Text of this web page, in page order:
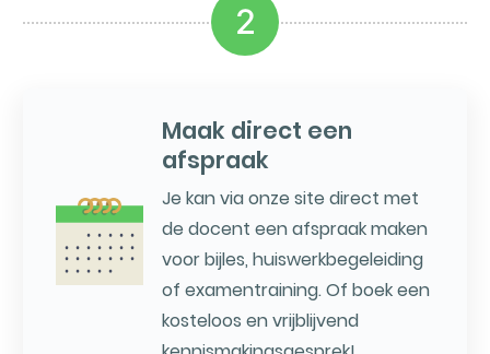
2
Maak direct een
afspraak
Je kan via onze site direct met
de docent een afspraak maken
voor bijles, huiswerkbegeleiding
of examentraining. Of boek een
kosteloos en vrijblijvend